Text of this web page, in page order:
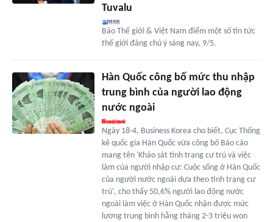
Tuvalu
Báo Thế giới & Việt Nam điểm một số tin tức
thế giới đáng chú ý sáng nay, 9/5.
Hàn Quốc công bố mức thu nhập
trung bình của người lao động
nước ngoài
Ngày 18-4, Business Korea cho biết, Cục Thống
kê quốc gia Hàn Quốc vừa công bố Báo cáo
mang tên 'Khảo sát tình trạng cư trú và việc
làm của người nhập cư: Cuộc sống ở Hàn Quốc
của người nước ngoài dựa theo tình trạng cư
trú', cho thấy 50,6% người lao động nước
ngoài làm việc ở Hàn Quốc nhận được mức
lương trung bình hằng tháng 2-3 triệu won